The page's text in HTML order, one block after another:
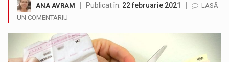
Având în vedere avertizarea meteorologică Cod Roșu emisă de Administrația Națională de Meteorologie, care vizează județul Maramureș și anunță val…
Senator PSD Maramures, Sorin Vlasin: Amendamentele PSD privind centralele pe cărbune reglementează un principiu de bun-simț: nu desființăm nimic fără…
ANA AVRAM Publicat în: 22 februarie 2021
LASĂ
UN COMENTARIU